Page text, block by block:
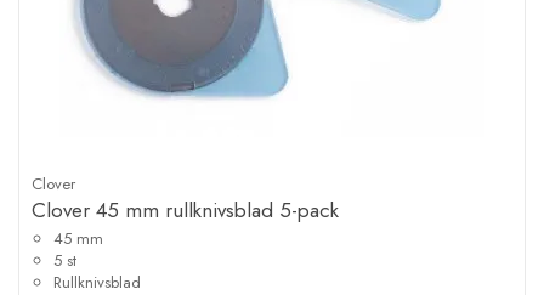
Clover
Clover 45 mm rullknivsblad 5-pack
45 mm
5 st
Rullknivsblad